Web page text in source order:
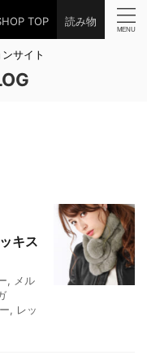
TOP 読み物
サイト
キス
, メル
, レッ